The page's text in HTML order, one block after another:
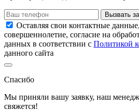
Вызвать
Оставляя свои контактные
совершеннолетие, согласие на
данных в соответствии с Политикой
данного сайта
Спасибо
Мы приняли вашу заявку, наш
свяжется!